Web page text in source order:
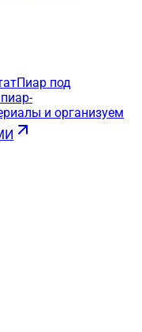
Пиар под
и организуем